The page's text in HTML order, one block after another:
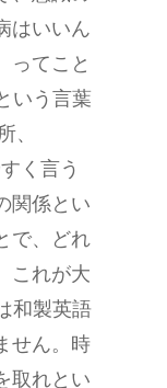
はいいん
ってこと
いう言葉
、
く言う
関係とい
で、どれ
これが大
和製英語
せん。時
取れとい